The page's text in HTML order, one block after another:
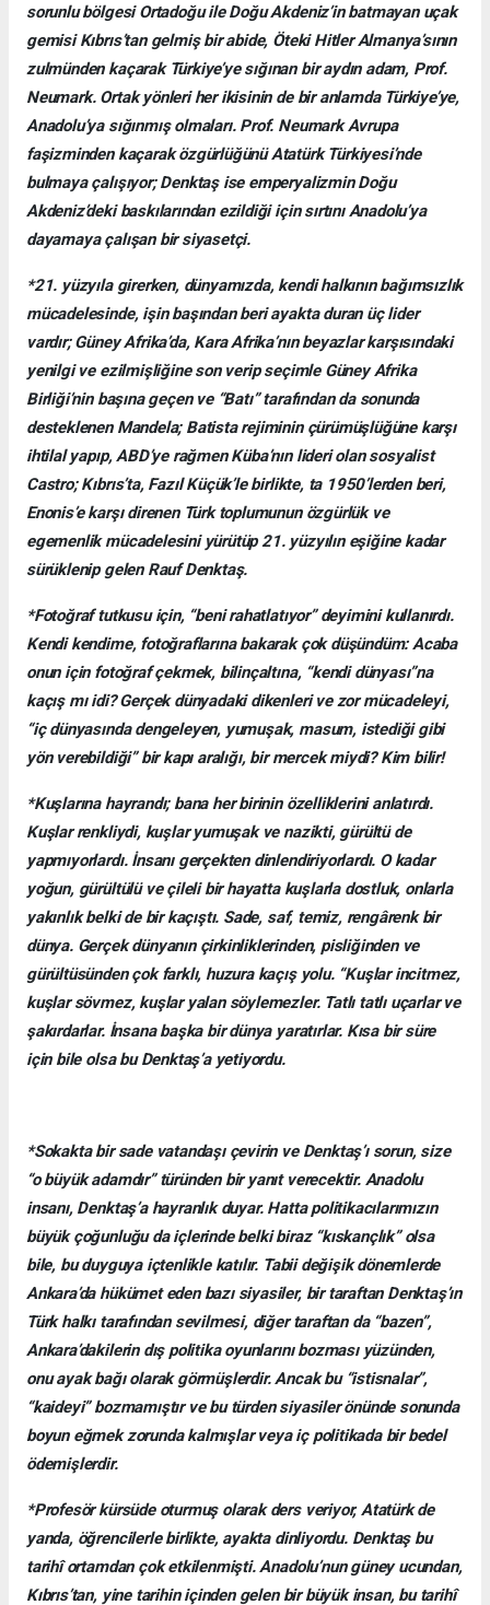
sorunlu bölgesi Ortadoğu ile Doğu Akdeniz’in batmayan uçak
gemisi Kıbrıs’tan gelmiş bir abide, Öteki Hitler Almanya’sının
zulmünden kaçarak Türkiye’ye sığınan bir aydın adam, Prof.
Neumark. Ortak yönleri her ikisinin de bir anlamda Türkiye’ye,
Anadolu’ya sığınmış olmaları. Prof. Neumark Avrupa
faşizminden kaçarak özgürlüğünü Atatürk Türkiyesi’nde
bulmaya çalışıyor; Denktaş ise emperyalizmin Doğu
Akdeniz’deki baskılarından ezildiği için sırtını Anadolu’ya
dayamaya çalışan bir siyasetçi.
*21. yüzyıla girerken, dünyamızda, kendi halkının bağımsızlık
mücadelesinde, işin başından beri ayakta duran üç lider
vardır; Güney Afrika’da, Kara Afrika’nın beyazlar karşısındaki
yenilgi ve ezilmişliğine son verip seçimle Güney Afrika
Birliği’nin başına geçen ve “Batı” tarafından da sonunda
desteklenen Mandela; Batista rejiminin çürümüşlüğüne karşı
ihtilal yapıp, ABD’ye rağmen Küba’nın lideri olan sosyalist
Castro; Kıbrıs’ta, Fazıl Küçük’le birlikte, ta 1950’lerden beri,
Enonis’e karşı direnen Türk toplumunun özgürlük ve
egemenlik mücadelesini yürütüp 21. yüzyılın eşiğine kadar
sürüklenip gelen Rauf Denktaş.
*Fotoğraf tutkusu için, “beni rahatlatıyor” deyimini kullanırdı.
Kendi kendime, fotoğraflarına bakarak çok düşündüm: Acaba
onun için fotoğraf çekmek, bilinçaltına, “kendi dünyası”na
kaçış mı idi? Gerçek dünyadaki dikenleri ve zor mücadeleyi,
“iç dünyasında dengeleyen, yumuşak, masum, istediği gibi
yön verebildiği” bir kapı aralığı, bir mercek miydi? Kim bilir!
*Kuşlarına hayrandı; bana her birinin özelliklerini anlatırdı.
Kuşlar renkliydi, kuşlar yumuşak ve nazikti, gürültü de
yapmıyorlardı. İnsanı gerçekten dinlendiriyorlardı. O kadar
yoğun, gürültülü ve çileli bir hayatta kuşlarla dostluk, onlarla
yakınlık belki de bir kaçıştı. Sade, saf, temiz, rengârenk bir
dünya. Gerçek dünyanın çirkinliklerinden, pisliğinden ve
gürültüsünden çok farklı, huzura kaçış yolu. “Kuşlar incitmez,
kuşlar sövmez, kuşlar yalan söylemezler. Tatlı tatlı uçarlar ve
şakırdarlar. İnsana başka bir dünya yaratırlar. Kısa bir süre
için bile olsa bu Denktaş’a yetiyordu.
*Sokakta bir sade vatandaşı çevirin ve Denktaş’ı sorun, size
“o büyük adamdır” türünden bir yanıt verecektir. Anadolu
insanı, Denktaş’a hayranlık duyar. Hatta politikacılarımızın
büyük çoğunluğu da içlerinde belki biraz “kıskançlık” olsa
bile, bu duyguya içtenlikle katılır. Tabii değişik dönemlerde
Ankara’da hükümet eden bazı siyasiler, bir taraftan Denktaş’ın
Türk halkı tarafından sevilmesi, diğer taraftan da “bazen”,
Ankara’dakilerin dış politika oyunlarını bozması yüzünden,
onu ayak bağı olarak görmüşlerdir. Ancak bu “istisnalar”,
“kaideyi” bozmamıştır ve bu türden siyasiler önünde sonunda
boyun eğmek zorunda kalmışlar veya iç politikada bir bedel
ödemişlerdir.
*Profesör kürsüde oturmuş olarak ders veriyor, Atatürk de
yanda, öğrencilerle birlikte, ayakta dinliyordu. Denktaş bu
tarihî ortamdan çok etkilenmişti. Anadolu’nun güney ucundan,
Kıbrıs’tan, yine tarihin içinden gelen bir büyük insan, bu tarihî